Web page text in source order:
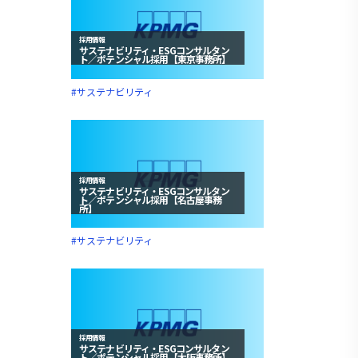
採用情報
サステナビリティ・ESGコンサルタン
ト／ポテンシャル採用【東京事務所】
#サステナビリティ
採用情報
サステナビリティ・ESGコンサルタン
ト／ポテンシャル採用【名古屋事務
所】
#サステナビリティ
採用情報
サステナビリティ・ESGコンサルタン